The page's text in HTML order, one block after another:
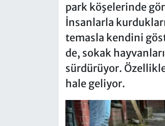
park köşelerinde
İnsanlarla
temasla kendini
de, sokak
sürdürüyor.
hale geliyor.